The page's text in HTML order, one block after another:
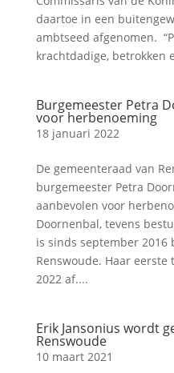
daartoe in een
ambtseed afgenomen.
krachtdadige, betrokken
Burgemeester Petra
voor herbenoeming
18 januari 2022
De gemeenteraad van
burgemeester Petra
aanbevolen voor
Doornenbal, tevens
is sinds september 2016
Renswoude. Haar
2022 af....
Erik Jansonius wordt
Renswoude
10 maart 2021